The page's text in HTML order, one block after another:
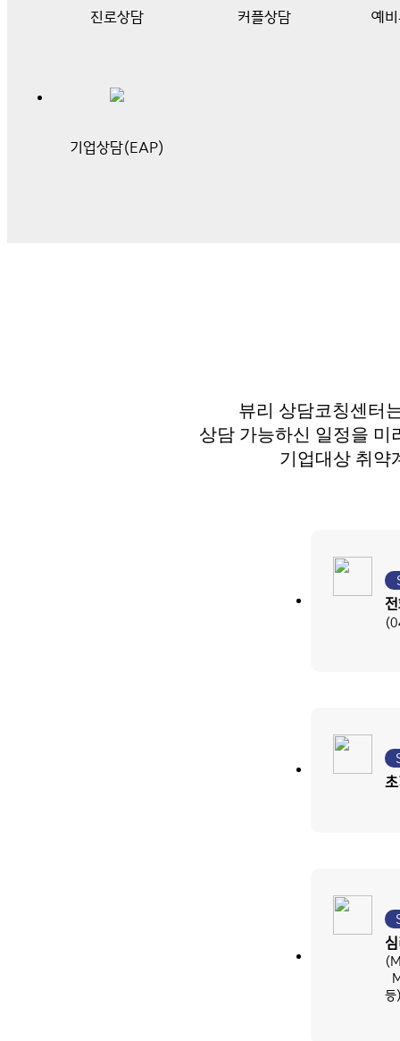
진로상담 커플상담 예
기업상담(EAP)
뷰리 상담코칭센터
상담 가능하신 일정을 미
기업대상 취약